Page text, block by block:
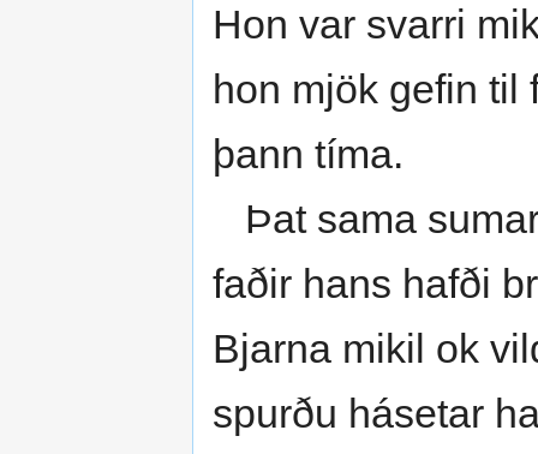
Hon var svarri
hon mjök gefin
þann tíma.
Þat sama
faðir hans hafði
Bjarna mikil ok
spurðu hásetar